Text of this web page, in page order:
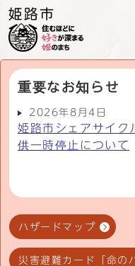
重要なお知らせ
2026年8月4日
姫路市シェアサイク
供一時停止について
ハザードマップ
災害避難カード「命の